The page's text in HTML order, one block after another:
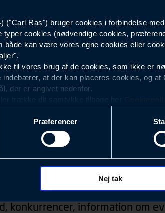
("Carl Ras") bruger cookies i forbindelse
typer cookies (nødvendige cookies,
både kan være vores egne cookies eller
til vores brug af de cookies, som ikke er
indebærer, at der kan placeres cookies, og
der er angivet nedenfor.
trække dit samtykke tilbage her
med det formål at optimere design,
analyser af, hvilke oplysninger der er mest
hvad der klikkes på, sider/indhold der
(computer, smartphone mv.) samt de features,
sig på. Til dette formål behandles der
Præferencer
Nej tak
Dame
Nyhedsbrev
konkurrencer, information om